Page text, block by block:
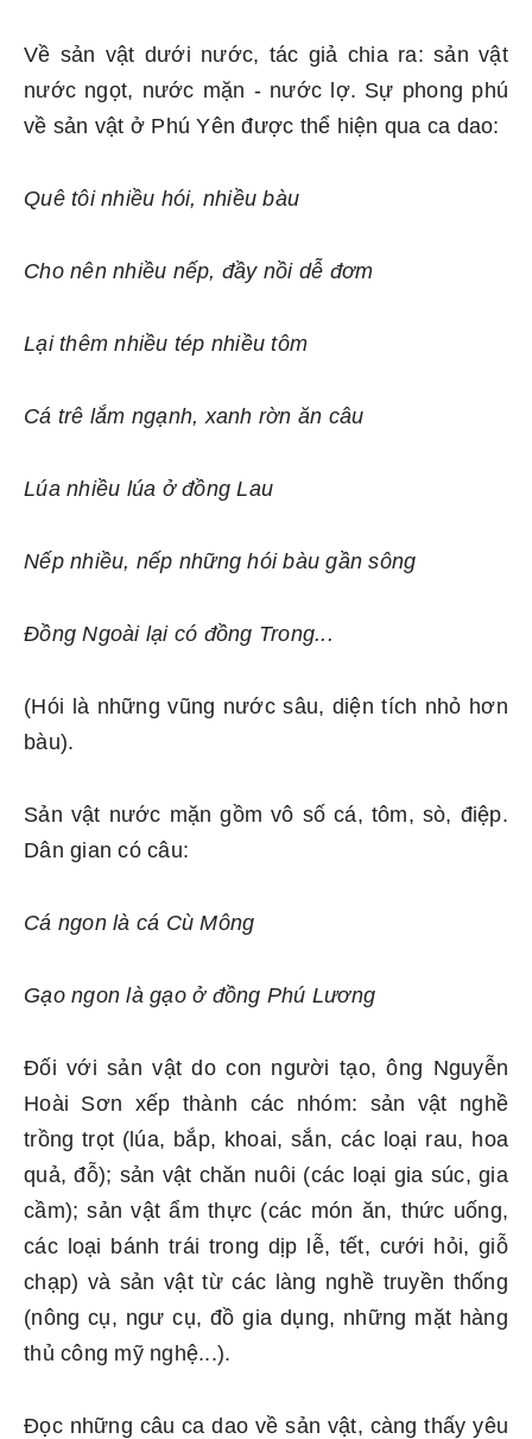
Về sản vật dưới nước, tác giả chia ra: sản vật
nước ngọt, nước mặn - nước lợ. Sự phong phú
về sản vật ở Phú Yên được thể hiện qua ca dao:
Quê tôi nhiều hói, nhiều bàu
Cho nên nhiều nếp, đầy nồi dễ đơm
Lại thêm nhiều tép nhiều tôm
Cá trê lắm ngạnh, xanh rờn ăn câu
Lúa nhiều lúa ở đồng Lau
Nếp nhiều, nếp những hói bàu gần sông
Đồng Ngoài lại có đồng Trong...
(Hói là những vũng nước sâu, diện tích nhỏ hơn
bàu).
Sản vật nước mặn gồm vô số cá, tôm, sò, điệp.
Dân gian có câu:
Cá ngon là cá Cù Mông
Gạo ngon là gạo ở đồng Phú Lương
Đối với sản vật do con người tạo, ông Nguyễn
Hoài Sơn xếp thành các nhóm: sản vật nghề
trồng trọt (lúa, bắp, khoai, sắn, các loại rau, hoa
quả, đỗ); sản vật chăn nuôi (các loại gia súc, gia
cầm); sản vật ẩm thực (các món ăn, thức uống,
các loại bánh trái trong dịp lễ, tết, cưới hỏi, giỗ
chạp) và sản vật từ các làng nghề truyền thống
(nông cụ, ngư cụ, đồ gia dụng, những mặt hàng
thủ công mỹ nghệ...).
Đọc những câu ca dao về sản vật, càng thấy yêu